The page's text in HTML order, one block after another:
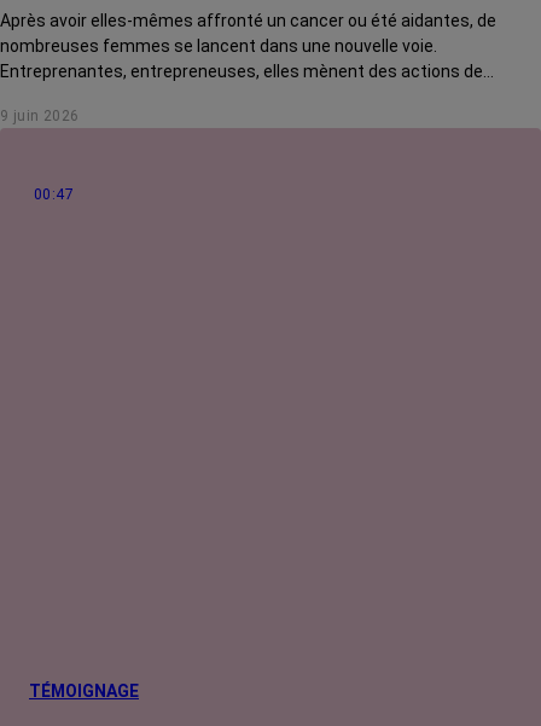
Après avoir elles-mêmes affronté un cancer ou été aidantes, de
nombreuses femmes se lancent dans une nouvelle voie.
Entreprenantes, entrepreneuses, elles mènent des actions de
Jo Guilmain, créatrice de l'association Mes amis, mes amours.
9 juin 2026
00:47
TÉMOIGNAGE